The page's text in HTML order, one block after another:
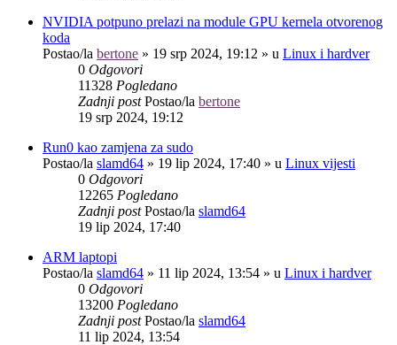
NVIDIA potpuno prelazi na module GPU kernela otvorenog
koda
Postao/la bertone » 19 srp 2024, 19:12 » u Linux i hardver
0 Odgovori
11328 Pogledano
Zadnji postPostao/la bertone
19 srp 2024, 19:12
Run0 kao zamjena za sudo
Postao/la slamd64 » 19 lip 2024, 17:40 » u Linux vijesti
0 Odgovori
12265 Pogledano
Zadnji postPostao/la slamd64
19 lip 2024, 17:40
ARM laptopi
Postao/la slamd64 » 11 lip 2024, 13:54 » u Linux i hardver
0 Odgovori
13200 Pogledano
Zadnji postPostao/la slamd64
11 lip 2024, 13:54